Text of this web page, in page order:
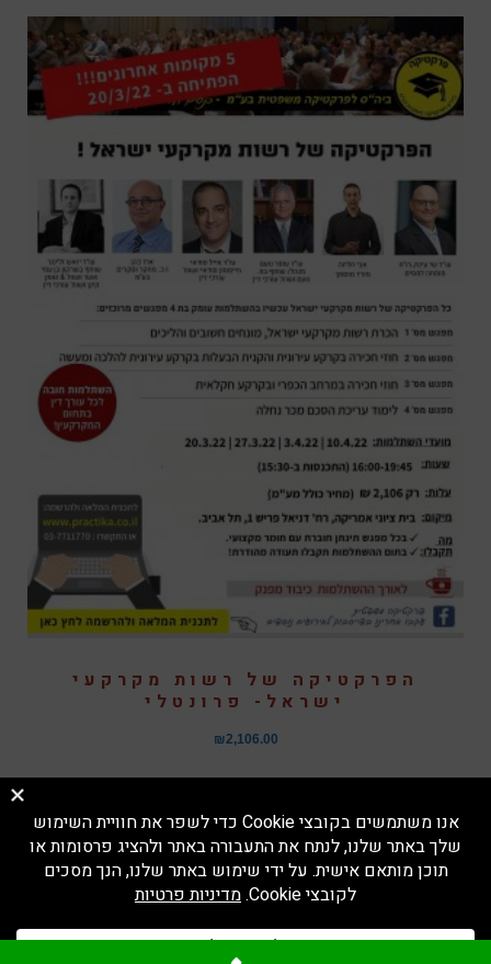
הפרקטיקה של רשות מקרקעי
ישראל- פרונטלי
₪2,106.00
בניית אתרים לעורכי דין|מדיניות פרטיות